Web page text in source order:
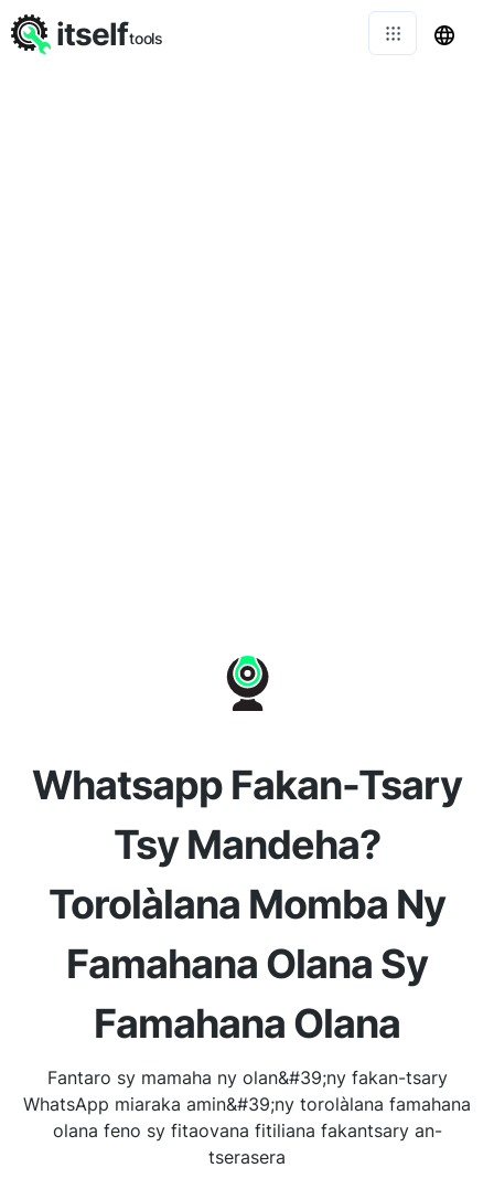
Whatsapp Fakan-Tsary
Tsy Mandeha?
Torolàlana Momba Ny
Famahana Olana Sy
Famahana Olana
Fantaro sy mamaha ny olan&#39;ny fakan-tsary
WhatsApp miaraka amin&#39;ny torolàlana famahana
olana feno sy fitaovana fitiliana fakantsary an-
tserasera
itselftools